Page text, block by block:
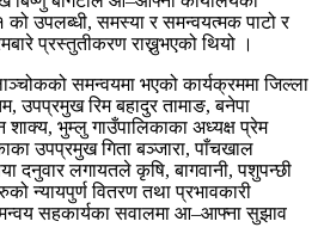
को उपलब्धी, समस्या र समन्वयत्मक पाटो र
प्रस्तुतीकरण राख्नुभएको थियो ।
समन्वयमा भएको कार्यक्रममा जिल्ला
उपप्रमुख रिम बहादुर तामाङ, बनेपा
शाक्य, भुम्लु गाउँपालिकाका अध्यक्ष प्रेम
उपप्रमुख गिता बञ्जारा, पाँचखाल
दनुवार लगायतले कृषि, बागवानी, पशुपन्छी
न्यायपुर्ण वितरण तथा प्रभावकारी
सहकार्यका सवालमा आ–आफ्ना सुझाव